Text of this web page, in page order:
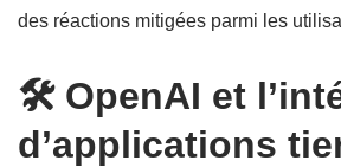
des réactions mitigées parmi les
🛠️ OpenAI et
d’applications